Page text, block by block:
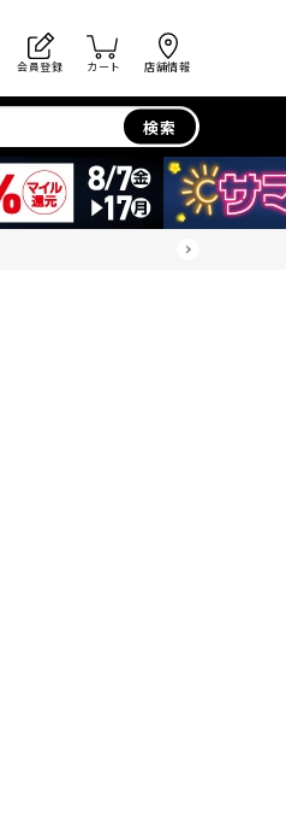
会員登録 カート 店舗情報
検索